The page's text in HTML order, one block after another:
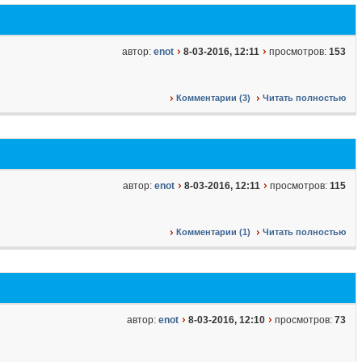
автор: enot 8-03-2016, 12:11 просмотров: 153
Комментарии (3) Читать полностью
автор: enot 8-03-2016, 12:11 просмотров: 115
Комментарии (1) Читать полностью
автор: enot 8-03-2016, 12:10 просмотров: 73